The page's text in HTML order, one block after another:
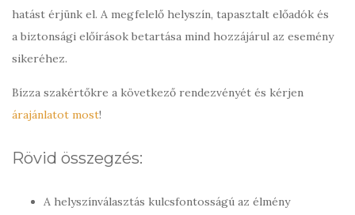
hatást érjünk el. A megfelelő helyszín, tapasztalt előadók és
a biztonsági előírások betartása mind hozzájárul az esemény
sikeréhez.
Bízza szakértőkre a következő rendezvényét és kérjen
árajánlatot most!
Rövid összegzés:
A helyszínválasztás kulcsfontosságú az élmény